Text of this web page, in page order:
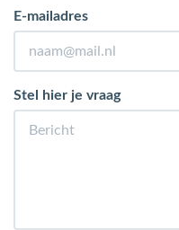
E-mailadres
Stel hier je vraag